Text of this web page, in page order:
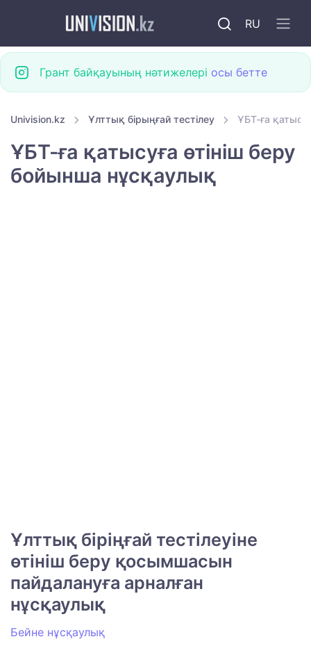
RU
Грант байқауының нәтижелері осы бетте
Univision.kz Ұлттық бірыңғай тестілеу ҰБТ-ға
ҰБТ-ға қатысуға өтініш беру
бойынша нұсқаулық
Ұлттық біріңғай тестілеуіне
өтініш беру қосымшасын
пайдалануға арналған
нұсқаулық
Бейне нұсқаулық